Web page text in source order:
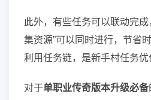
此外，有些任务可以联动完成
集资源”可以同时进行，节省
利用任务链，是新手村任务优
对于单职业传奇版本升级必备